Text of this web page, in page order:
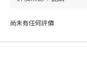
尚未有任何評價